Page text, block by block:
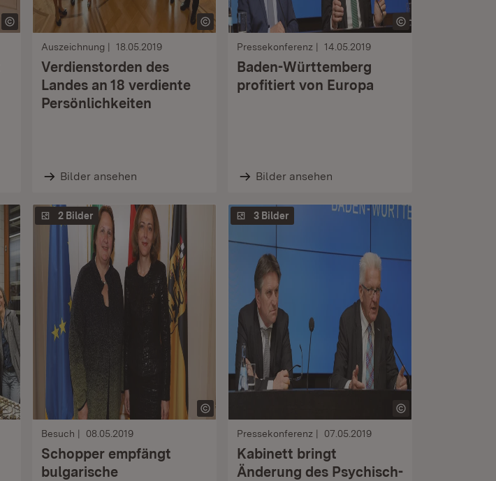
Auszeichnung 18.05.2019
Verdienstorden des
Landes an 18 verdiente
Persönlichkeiten
Bilder ansehen
Pressekonferenz 14.05.2019
Baden-Württemberg
profitiert von Europa
Bilder ansehen
2 Bilder
Besuch 08.05.2019
Schopper empfängt
bulgarische
3 Bilder
Pressekonferenz 07.05.2019
Kabinett bringt
Änderung des Psychisch-